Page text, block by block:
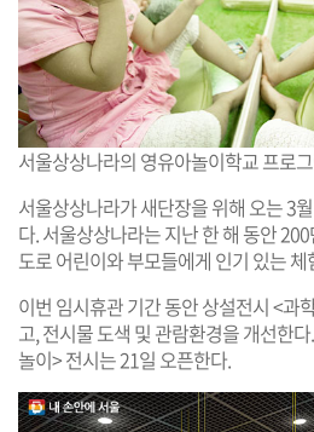
서울상상나라의 영유아놀이학교 프로
서울상상나라가 새단장을 위해 오는 3
다. 서울상상나라는 지난 한 해 동안
도로 어린이와 부모들에게 인기 있는
이번 임시휴관 기간 동안 상설전시 <과
고, 전시물 도색 및 관람환경을 개선한
놀이> 전시는 21일 오픈한다.